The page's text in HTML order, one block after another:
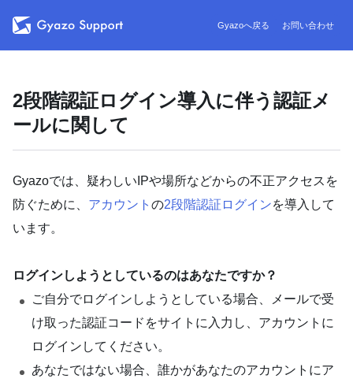
Gyazoへ戻る お問い合わせ
2段階認証ログイン導入に伴う認証メ
ールに関して
Gyazoでは、疑わしいIPや場所などからの不正アクセスを
防ぐために、 アカウント の2段階認証ログインを導入して
います。
ログインしようとしているのはあなたですか？
ご自分でログインしようとしている場合、メールで受
け取った認証コードをサイトに入力し、アカウントに
ログインしてください。
あなたではない場合、誰かがあなたのアカウントにア